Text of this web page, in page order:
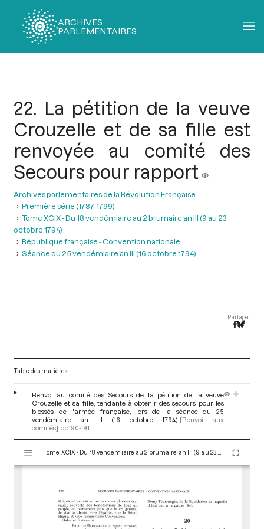
ARCHIVES
PARLEMENTAIRES
22. La pétition de la veuve
Crouzelle et de sa fille est
renvoyée au comité des
Secours pour rapport
Archives parlementaires de la Révolution Française
Première série (1787-1799)
Tome XCIX - Du 18 vendémiaire au 2 brumaire an III (9 au 23
octobre 1794)
République française - Convention nationale
Séance du 25 vendémiaire an III (16 octobre 1794)
Partager
Table des matières
Renvoi au comité des Secours de la pétition de la veuve
Crouzelle et sa fille, tendante à obtenir des secours pour les
blessés de l'armée française, lors de la séance du 25
vendémiaire an III (16 octobre 1794) [Renvoi aux
comités] pp.190-191
s